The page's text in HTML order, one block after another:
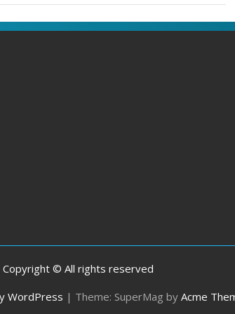
Copyright © All rights reserved
WordPress | Theme: SuperMag by Acme